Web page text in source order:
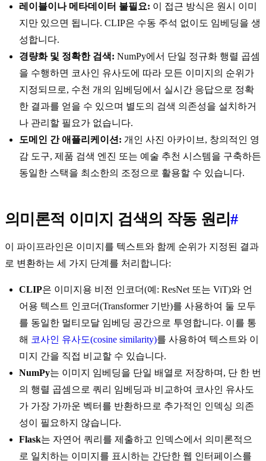
레이블이나 메타데이터 불필요: 이 접근 방식은 원시 이미
지만 있으면 됩니다. CLIP은 수동 주석 없이도 임베딩을 생
성합니다.
경량화 및 정확한 검색: NumPy에서 단일 정규화 행렬 곱셈
을 수행하면 코사인 유사도에 따라 모든 이미지의 순위가
지정되므로, 수천 개의 임베딩에서 실시간 응답으로 정확
한 결과를 얻을 수 있으며 별도의 검색 의존성을 설치하거
나 관리할 필요가 없습니다.
도메인 간 애플리케이션: 개인 사진 아카이브, 창의적인 영
감 도구, 제품 검색 엔진 또는 예술 추천 시스템을 구축하든
동일한 스택을 최소한의 조정으로 활용할 수 있습니다.
의미론적 이미지 검색의 작동 원리#
이 파이프라인은 이미지를 텍스트와 함께 순위가 지정된 결과
로 변환하는 세 가지 단계를 처리합니다:
CLIP은 이미지용 비전 인코더(예: ResNet 또는 ViT)와 언
어용 텍스트 인코더(Transformer 기반)를 사용하여 둘 모두
를 동일한 멀티모달 임베딩 공간으로 투영합니다. 이를 통
해 코사인 유사도(cosine similarity)를 사용하여 텍스트와 이
미지 간을 직접 비교할 수 있습니다.
NumPy는 이미지 임베딩을 단일 배열로 저장하며, 단 한 번
의 행렬 곱셈으로 쿼리 임베딩과 비교하여 코사인 유사도
가 가장 가까운 벡터를 반환하므로 추가적인 인덱싱 의존
성이 필요하지 않습니다.
Flask는 자연어 쿼리를 제출하고 인덱스에서 의미론적으
로 일치하는 이미지를 표시하는 간단한 웹 인터페이스를